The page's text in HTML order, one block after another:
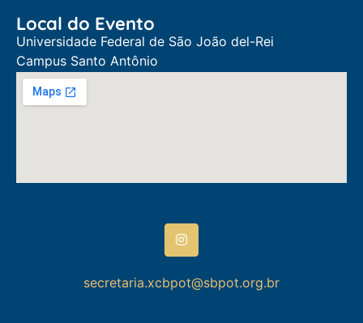
Local do Evento
Universidade Federal de São João del-Rei
Campus Santo Antônio
secretaria.xcbpot@sbpot.org.br